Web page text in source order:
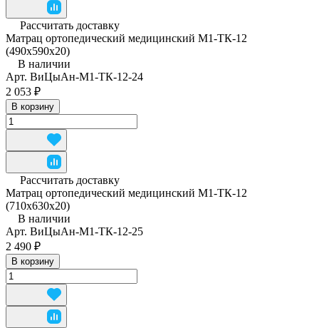
Рассчитать доставку
Матрац ортопедический медицинский М1-ТК-12
(490x590x20)
В наличии
Арт. ВиЦыАн-М1-ТК-12-24
2 053 ₽
В корзину
Рассчитать доставку
Матрац ортопедический медицинский М1-ТК-12
(710x630x20)
В наличии
Арт. ВиЦыАн-М1-ТК-12-25
2 490 ₽
В корзину